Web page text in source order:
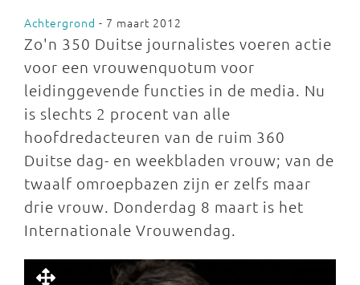
Achtergrond - 7 maart 2012
Zo'n 350 Duitse journalistes voeren actie
voor een vrouwenquotum voor
leidinggevende functies in de media. Nu
is slechts 2 procent van alle
hoofdredacteuren van de ruim 360
Duitse dag- en weekbladen vrouw; van de
twaalf omroepbazen zijn er zelfs maar
drie vrouw. Donderdag 8 maart is het
Internationale Vrouwendag.